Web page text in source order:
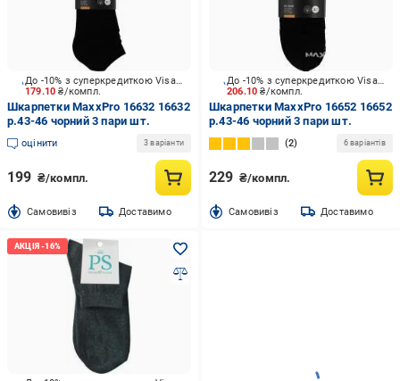
179.10₴/компл.
До -10% з суперкредиткою Visa Вигода
Шкарпетки MaxxPro 16632 16632
р.43-46 чорний 3 пари шт.
оцінити 3 варіанти
199 ₴/компл.
Cамовивіз Доставимо
206.10₴/компл.
До -10% з суперкредиткою Visa Вигода
Шкарпетки MaxxPro 16652 16652
р.43-46 чорний 3 пари шт.
2 6 варіантів
229 ₴/компл.
Cамовивіз Доставимо